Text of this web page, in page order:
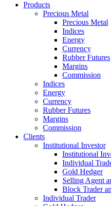
Products
Precious Metal
Precious Metal
Indices
Energy
Currency
Rubber Futures
Margins
Commission
Indices
Energy
Currency
Rubber Futures
Margins
Commission
Clients
Institutional Investor
Institutional
Individual
Gold Hedger
Selling Agent
Block Trader
Individual Trader